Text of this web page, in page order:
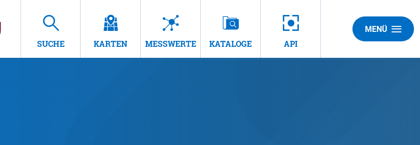
SUCHE KARTEN MESSWERTE KATALOGE API
MENÜ